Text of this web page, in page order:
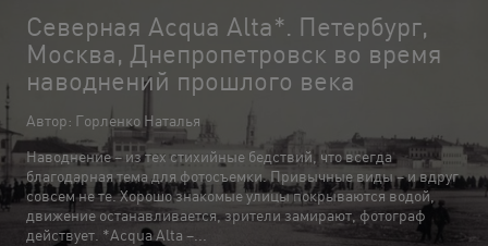
Северная Aсqua Alta*. Петербург,
Москва, Днепропетровск во время
наводнений прошлого века
Автор: Горленко Наталья
Наводнение – из тех стихийные бедствий, что всегда
благодарная тема для фотосъемки. Привычные виды – и вдруг
совсем не те. Хорошо знакомые улицы покрываются водой,
движение останавливается, зрители замирают, фотограф
действует. *Acqua Alta –...